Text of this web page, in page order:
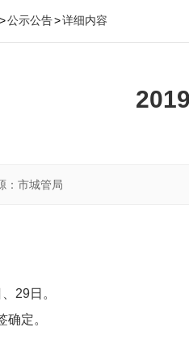
>公示公告>详细内容
：市城管局
29日。
确定。